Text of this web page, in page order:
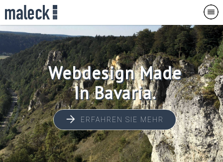
Webdesign Made
InBavaria.
ERFAHREN SIE MEHR